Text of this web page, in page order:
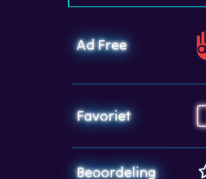
Ad Free
Favoriet
Beoordeling